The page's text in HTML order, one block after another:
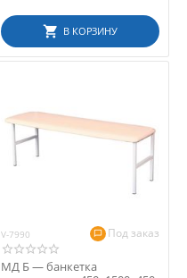
В КОРЗИНУ
V-7990 Под заказ
МД Б — банкетка